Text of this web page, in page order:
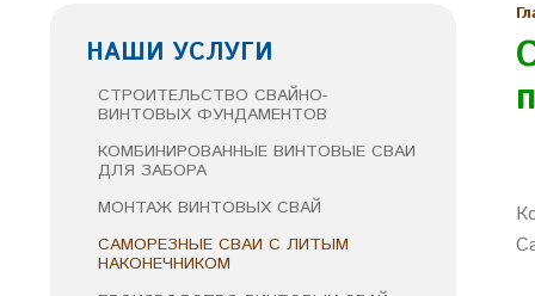
НАШИ УСЛУГИ
СТРОИТЕЛЬСТВО СВАЙНО-
ВИНТОВЫХ ФУНДАМЕНТОВ
КОМБИНИРОВАННЫЕ ВИНТОВЫЕ СВАИ
ДЛЯ ЗАБОРА
МОНТАЖ ВИНТОВЫХ СВАЙ
САМОРЕЗНЫЕ СВАИ С ЛИТЫМ
НАКОНЕЧНИКОМ